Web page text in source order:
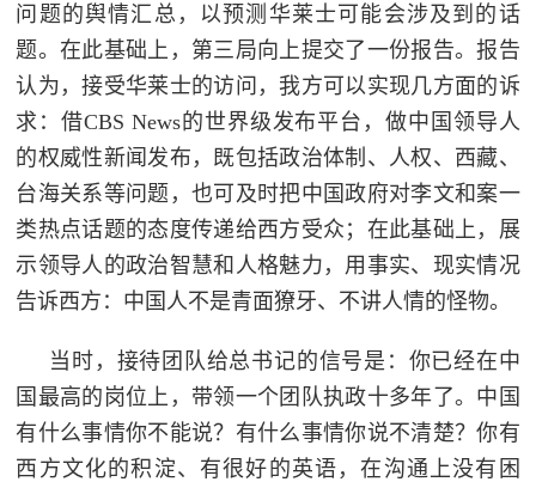
问题的舆情汇总，以预测华莱士可能会涉及到的话
题。在此基础上，第三局向上提交了一份报告。报告
认为，接受华莱士的访问，我方可以实现几方面的诉
求：借CBS News的世界级发布平台，做中国领导人
的权威性新闻发布，既包括政治体制、人权、西藏、
台海关系等问题，也可及时把中国政府对李文和案一
类热点话题的态度传递给西方受众；在此基础上，展
示领导人的政治智慧和人格魅力，用事实、现实情况
告诉西方：中国人不是青面獠牙、不讲人情的怪物。
当时，接待团队给总书记的信号是：你已经在中
国最高的岗位上，带领一个团队执政十多年了。中国
有什么事情你不能说？有什么事情你说不清楚？你有
西方文化的积淀、有很好的英语，在沟通上没有困